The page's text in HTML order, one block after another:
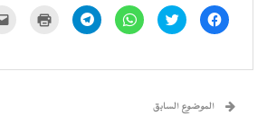
انقر
للمشاركة
في
اضغط
للمشاركة
في
انقر
للمشاركة
في
انقر
للمشاركة
في
للطباعة
جديدة)
الموضوع السابق